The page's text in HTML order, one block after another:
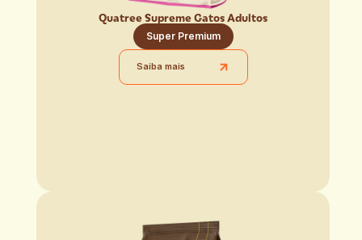
Quatree Supreme Gatos Adultos
Super Premium
Saiba mais